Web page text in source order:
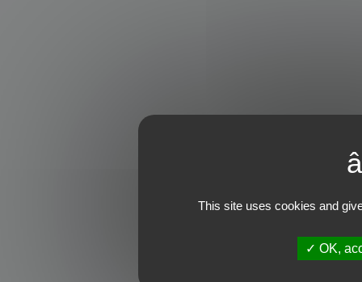
This site uses cookies and
OK,